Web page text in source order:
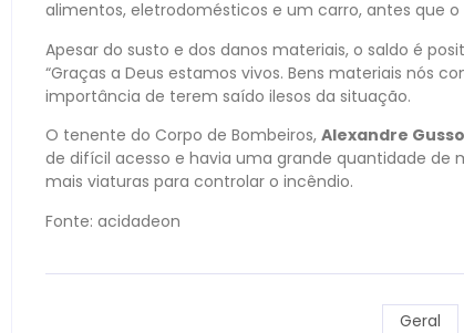
alimentos, eletrodomésticos e um carro, antes que o
Apesar do susto e dos danos materiais, o saldo é
“Graças a Deus estamos vivos. Bens materiais nós
importância de terem saído ilesos da situação.
O tenente do Corpo de Bombeiros, Alexandre
de difícil acesso e havia uma grande quantidade de
mais viaturas para controlar o incêndio.
Fonte: acidadeon
Geral